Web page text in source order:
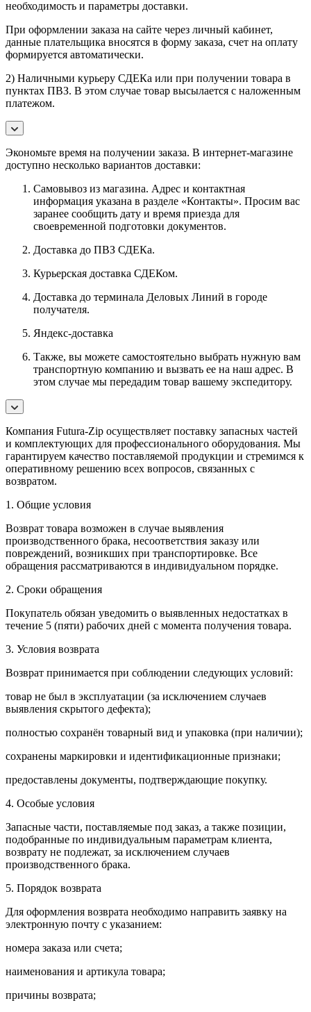
необходимость и параметры доставки.
При оформлении заказа на сайте через личный кабинет,
данные плательщика вносятся в форму заказа, счет на оплату
формируется автоматически.
2) Наличными курьеру СДЕКа или при получении товара в
пунктах ПВЗ. В этом случае товар высылается с наложенным
платежом.
Экономьте время на получении заказа. В интернет-магазине
доступно несколько вариантов доставки:
Самовывоз из магазина. Адрес и контактная
информация указана в разделе «Контакты». Просим вас
заранее сообщить дату и время приезда для
своевременной подготовки документов.
Доставка до ПВЗ СДЕКа.
Курьерская доставка СДЕКом.
Доставка до терминала Деловых Линий в городе
получателя.
Яндекс-доставка
Также, вы можете самостоятельно выбрать нужную вам
транспортную компанию и вызвать ее на наш адрес. В
этом случае мы передадим товар вашему экспедитору.
Компания Futura-Zip осуществляет поставку запасных частей
и комплектующих для профессионального оборудования. Мы
гарантируем качество поставляемой продукции и стремимся к
оперативному решению всех вопросов, связанных с
возвратом.
1. Общие условия
Возврат товара возможен в случае выявления
производственного брака, несоответствия заказу или
повреждений, возникших при транспортировке. Все
обращения рассматриваются в индивидуальном порядке.
2. Сроки обращения
Покупатель обязан уведомить о выявленных недостатках в
течение 5 (пяти) рабочих дней с момента получения товара.
3. Условия возврата
Возврат принимается при соблюдении следующих условий:
товар не был в эксплуатации (за исключением случаев
выявления скрытого дефекта);
полностью сохранён товарный вид и упаковка (при наличии);
сохранены маркировки и идентификационные признаки;
предоставлены документы, подтверждающие покупку.
4. Особые условия
Запасные части, поставляемые под заказ, а также позиции,
подобранные по индивидуальным параметрам клиента,
возврату не подлежат, за исключением случаев
производственного брака.
5. Порядок возврата
Для оформления возврата необходимо направить заявку на
электронную почту с указанием:
номера заказа или счета;
наименования и артикула товара;
причины возврата;